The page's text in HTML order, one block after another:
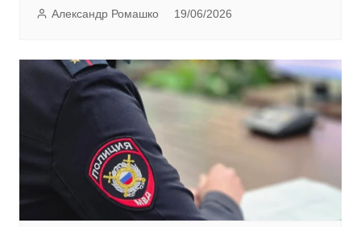
Александр Ромашко 19/06/2026